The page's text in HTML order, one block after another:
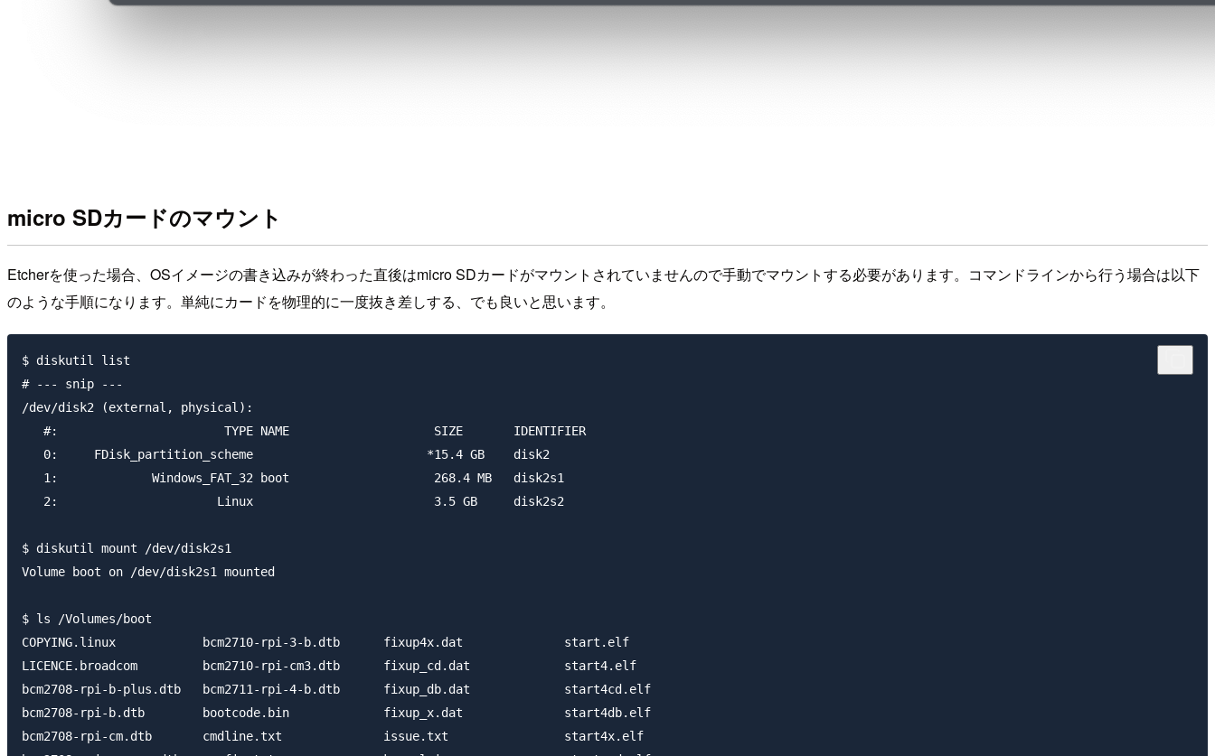
micro SDカードのマウント
Etcherを使った場合、OSイメージの書き込みが終わった直後はmicro SDカードがマウントされていませんので手動でマウントする必要があります。コマンドラインから行う場合は以下
のような手順になります。単純にカードを物理的に一度抜き差しする、でも良いと思います。
$ diskutil list
# --- snip ---
/dev/disk2 (external, physical):
   #:                       TYPE NAME                    SIZE       IDENTIFIER
   0:     FDisk_partition_scheme                        *15.4 GB    disk2
   1:             Windows_FAT_32 boot                    268.4 MB   disk2s1
   2:                      Linux                         3.5 GB     disk2s2
$ diskutil mount /dev/disk2s1
Volume boot on /dev/disk2s1 mounted
$ ls /Volumes/boot
COPYING.linux            bcm2710-rpi-3-b.dtb      fixup4x.dat              start.elf
LICENCE.broadcom         bcm2710-rpi-cm3.dtb      fixup_cd.dat             start4.elf
bcm2708-rpi-b-plus.dtb   bcm2711-rpi-4-b.dtb      fixup_db.dat             start4cd.elf
bcm2708-rpi-b.dtb        bootcode.bin             fixup_x.dat              start4db.elf
bcm2708-rpi-cm.dtb       cmdline.txt              issue.txt                start4x.elf